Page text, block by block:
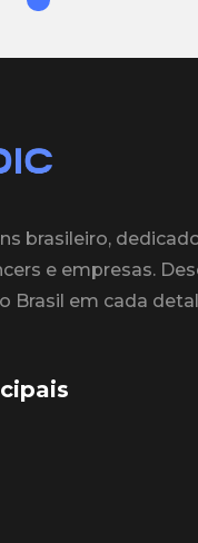
brasileiro,
e empresas.
Brasil em cada